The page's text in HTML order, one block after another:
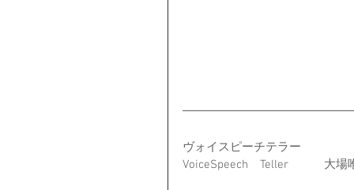
ヴォイスピーチテラー
VoiceSpeech　Teller　　　大場